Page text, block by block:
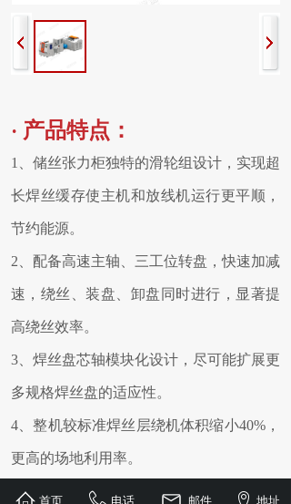
· 产品特点：
1、储丝张力柜独特的滑轮组设计，实现超
长焊丝缓存使主机和放线机运行更平顺，
节约能源。
2、配备高速主轴、三工位转盘，快速加减
速，绕丝、装盘、卸盘同时进行，显著提
高绕丝效率。
3、焊丝盘芯轴模块化设计，尽可能扩展更
多规格焊丝盘的适应性。
4、整机较标准焊丝层绕机体积缩小40%，
更高的场地利用率。
首页 电话 邮件 地址